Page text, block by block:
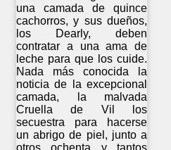
una camada de quince
cachorros, y sus dueños,
los Dearly, deben
contratar a una ama de
leche para que los cuide.
Nada más conocida la
noticia de la excepcional
camada, la malvada
Cruella de Vil los
secuestra para hacerse
un abrigo de piel, junto a
otros ochenta y tantos